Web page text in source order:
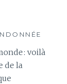
: voilà
de la